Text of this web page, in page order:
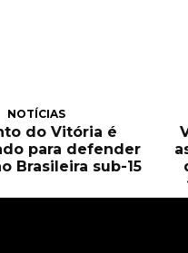
NOTÍCIAS
do Vitória é
para defender
Brasileira sub-15